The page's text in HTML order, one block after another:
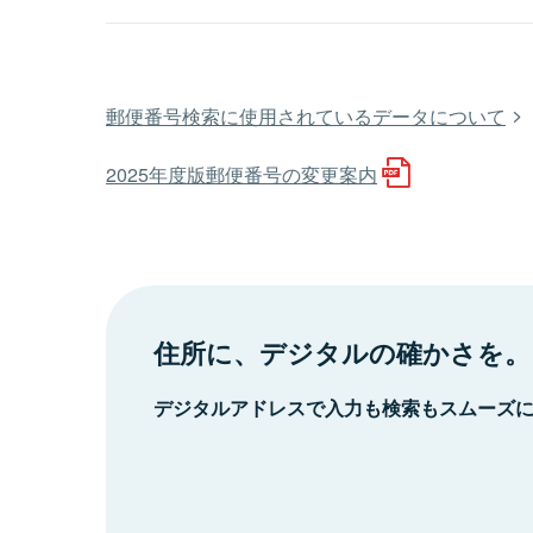
郵便番号検索に使用されているデータについて
2025年度版郵便番号の変更案内
住所に、デジタルの確かさを。
デジタルアドレスで入力も検索もスムーズ